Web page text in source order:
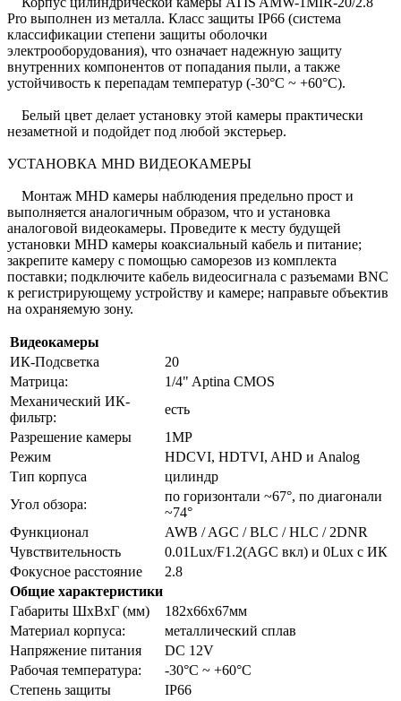
Pro выполнен из металла. Класс защиты IP66 (система
классификации степени защиты оболочки
электрооборудования), что означает надежную защиту
внутренних компонентов от попадания пыли, а также
устойчивость к перепадам температур (-30°C ~ +60°C).
Белый цвет делает установку этой камеры практически
незаметной и подойдет под любой экстерьер.
УСТАНОВКА MHD ВИДЕОКАМЕРЫ
Монтаж MHD камеры наблюдения предельно прост и
выполняется аналогичным образом, что и установка
аналоговой видеокамеры. Проведите к месту будущей
установки MHD камеры коаксиальный кабель и питание;
закрепите камеру с помощью саморезов из комплекта
поставки; подключите кабель видеосигнала с разъемами BNC
к регистрирующему устройству и камере; направьте объектив
на охраняемую зону.
Видеокамеры
ИК-Подсветка
20
Матрица:
1/4" Aptina CMOS
Механический ИК-
фильтр:
есть
Разрешение камеры
1MP
Режим
HDCVI, HDTVI, AHD и Analog
Тип корпуса
цилиндр
Угол обзора:
по горизонтали ~67°, по диагонали
~74°
Функционал
AWB / AGC / BLC / HLC / 2DNR
Чувствительность
0.01Lux/F1.2(AGC вкл) и 0Lux с ИК
Фокусное расстояние
2.8
Общие характеристики
Габариты ШxВxГ (мм)
182х66х67мм
Материал корпуса:
металлический сплав
Напряжение питания
DC 12V
Рабочая температура:
-30°C ~ +60°C
Степень защиты
IP66